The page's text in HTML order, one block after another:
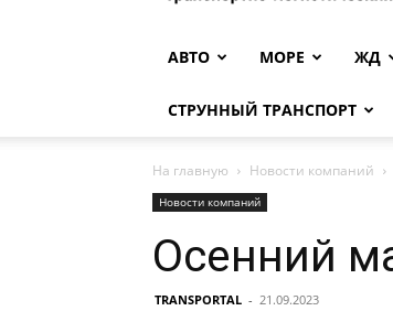
АВТО МОРЕ ЖД
СТРУННЫЙ ТРАНСПОРТ
На главную Новости компаний
Новости компаний
Осенний
TRANSPORTAL - 21.09.2023